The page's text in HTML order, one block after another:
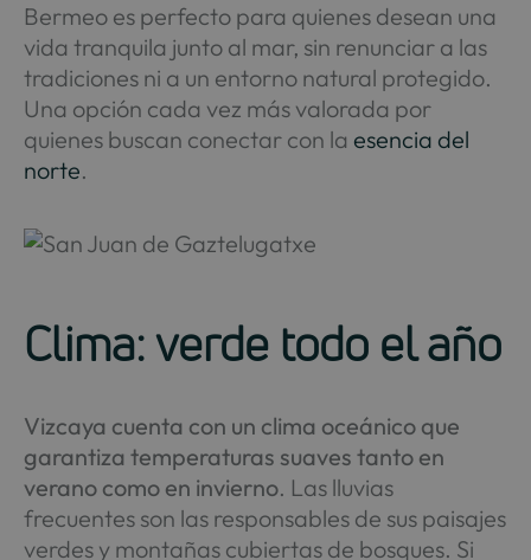
Bermeo es perfecto para quienes desean una
vida tranquila junto al mar, sin renunciar a las
tradiciones ni a un entorno natural protegido.
Una opción cada vez más valorada por
quienes buscan conectar con la esencia del
norte.
Clima: verde todo el año
Vizcaya cuenta con un clima oceánico que
garantiza temperaturas suaves tanto en
verano como en invierno. Las lluvias
frecuentes son las responsables de sus paisajes
verdes y montañas cubiertas de bosques. Si